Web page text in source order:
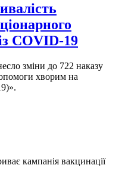
COVID-19
зміни до 722 наказу
хворим на